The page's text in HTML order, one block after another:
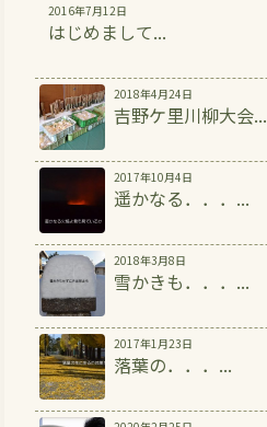
2016年7月12日
はじめまして...
2018年4月24日
吉野ケ里川柳大会...
2017年10月4日
遥かなる．．．...
2018年3月8日
雪かきも．．．...
2017年1月23日
落葉の．．．...